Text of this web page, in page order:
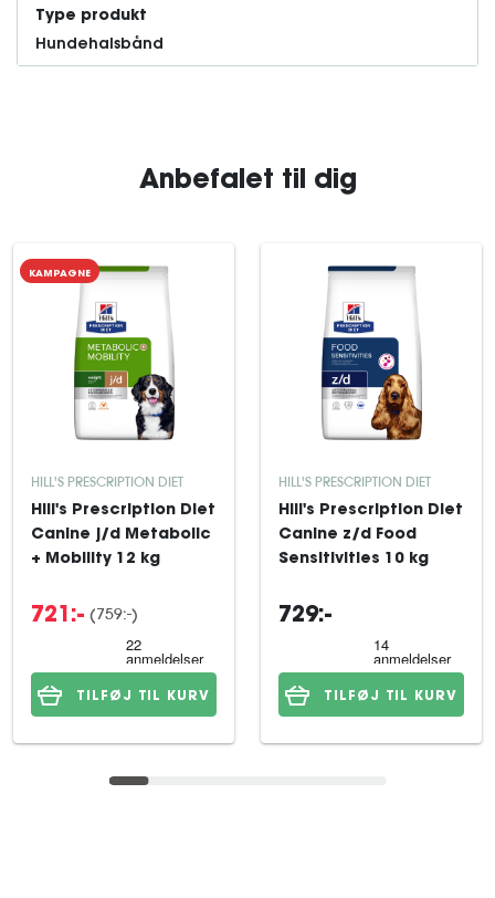
Type produkt
Hundehalsbånd
Anbefalet til dig
KAMPAGNE
HILL'S PRESCRIPTION DIET
Hill's Prescription Diet
Canine j/d Metabolic
+ Mobility 12 kg
721:- (759:-)
TILFØJ TIL KURV
HILL'S PRESCRIPTION DIET
Hill's Prescription Diet
Canine z/d Food
Sensitivities 10 kg
729:-
TILFØJ TIL KURV